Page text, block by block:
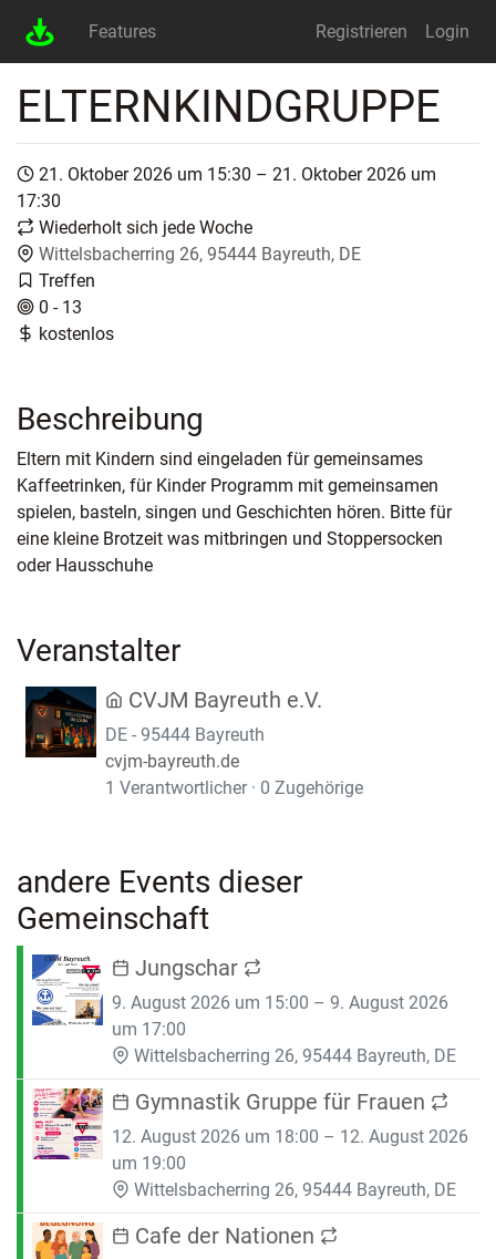
Features Registrieren Login
ELTERNKINDGRUPPE
21. Oktober 2026 um 15:30 – 21. Oktober 2026 um
17:30
Wiederholt sich jede Woche
Wittelsbacherring 26, 95444 Bayreuth, DE
Treffen
0 - 13
kostenlos
Beschreibung
Eltern mit Kindern sind eingeladen für gemeinsames
Kaffeetrinken, für Kinder Programm mit gemeinsamen
spielen, basteln, singen und Geschichten hören. Bitte für
eine kleine Brotzeit was mitbringen und Stoppersocken
oder Hausschuhe
Veranstalter
CVJM Bayreuth e.V.
DE - 95444 Bayreuth
cvjm-bayreuth.de
1 Verantwortlicher · 0 Zugehörige
andere Events dieser
Gemeinschaft
Jungschar
9. August 2026 um 15:00 – 9. August 2026
um 17:00
Wittelsbacherring 26, 95444 Bayreuth, DE
Gymnastik Gruppe für Frauen
12. August 2026 um 18:00 – 12. August 2026
um 19:00
Wittelsbacherring 26, 95444 Bayreuth, DE
Cafe der Nationen